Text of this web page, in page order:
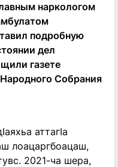
наркологом
подробную
дел
газете
Собрания
аттагIа
лоацаргбоацаш,
2021-ча шера,